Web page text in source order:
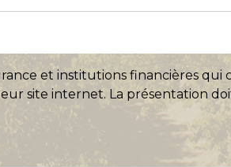
et institutions financières qui
site internet. La présentation